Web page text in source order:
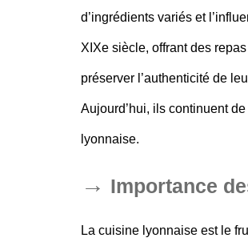
d’ingrédients variés et
XIXe siècle, offrant des
préserver l’authenticité de
Aujourd’hui, ils continuent
lyonnaise.
Importance
La cuisine lyonnaise est le